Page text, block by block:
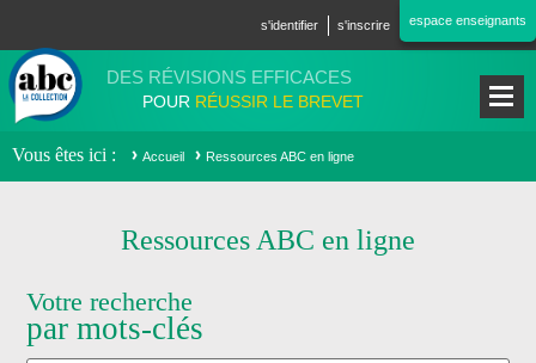
s'identifier s'inscrire espace enseignants
DES RÉVISIONS EFFICACES
POUR RÉUSSIR LE BREVET
Vous êtes ici Accueil Ressources ABC en ligne
Ressources ABC en ligne
Votre recherche
par mots-clés